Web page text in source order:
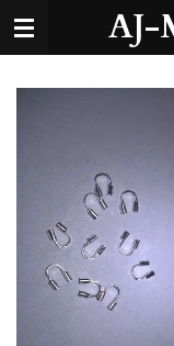
Zum
AJ-